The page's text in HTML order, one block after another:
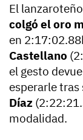
El
colgó el oro
en
Castellano
el gesto
esperarle
Díaz
modalidad.